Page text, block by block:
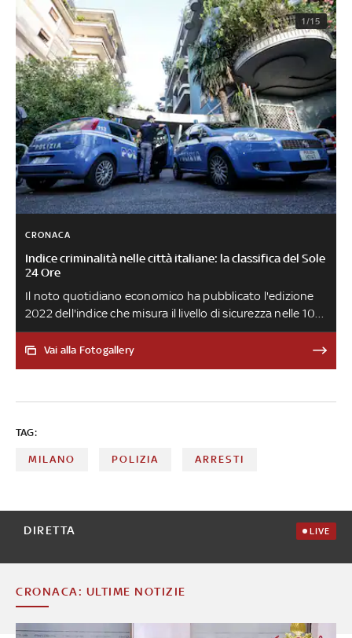
1/15
CRONACA
Indice criminalità nelle città italiane: la classifica del Sole
24 Ore
Il noto quotidiano economico ha pubblicato l'edizione
2022 dell'indice che misura il livello di sicurezza nelle 106
province italiane considerando le denunce sporte
nell'arco di 12 mesi per 18 tipologie di reato. Da Napoli a
Vai alla Fotogallery
TAG:
MILANO POLIZIA ARRESTI
DIRETTA LIVE
CRONACA: ULTIME NOTIZIE